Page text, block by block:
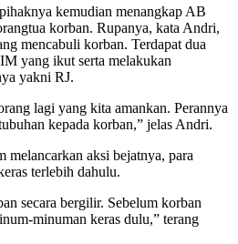
kemudian menangkap AB
korban. Rupanya, kata Andri,
mencabuli korban. Terdapat dua
yang ikut serta melakukan
yakni RJ.
lagi yang kita amankan. Perannya
kepada korban,” jelas Andri.
melancarkan aksi bejatnya, para
terlebih dahulu.
secara bergilir. Sebelum korban
minuman keras dulu,” terang